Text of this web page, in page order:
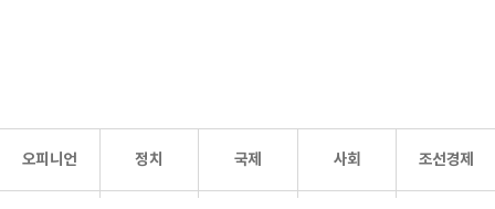
오피니언 정치 국제 사회 조선경제